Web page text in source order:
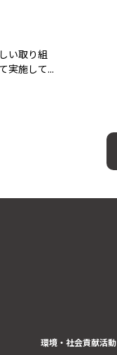
い取り組
実施して...
環境・社会貢献活動